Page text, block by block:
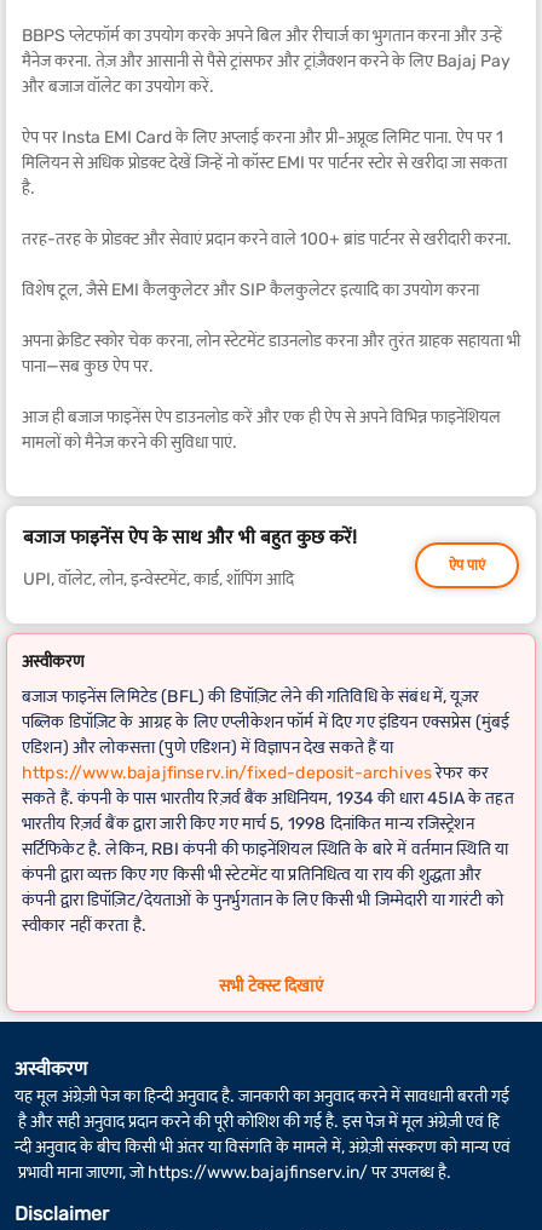
BBPS प्लेटफॉर्म का उपयोग करके अपने बिल और रीचार्ज का भुगतान करना और उन्हें
मैनेज करना. तेज़ और आसानी से पैसे ट्रांसफर और ट्रांज़ैक्शन करने के लिए Bajaj Pay
और बजाज वॉलेट का उपयोग करें.
ऐप पर Insta EMI Card के लिए अप्लाई करना और प्री-अप्रूव्ड लिमिट पाना. ऐप पर 1
मिलियन से अधिक प्रोडक्ट देखें जिन्हें नो कॉस्ट EMI पर पार्टनर स्टोर से खरीदा जा सकता
है.
तरह-तरह के प्रोडक्ट और सेवाएं प्रदान करने वाले 100+ ब्रांड पार्टनर से खरीदारी करना.
विशेष टूल, जैसे EMI कैलकुलेटर और SIP कैलकुलेटर इत्यादि का उपयोग करना
अपना क्रेडिट स्कोर चेक करना, लोन स्टेटमेंट डाउनलोड करना और तुरंत ग्राहक सहायता भी
पाना—सब कुछ ऐप पर.
आज ही बजाज फाइनेंस ऐप डाउनलोड करें और एक ही ऐप से अपने विभिन्न फाइनेंशियल
मामलों को मैनेज करने की सुविधा पाएं.
बजाज फाइनेंस ऐप के साथ और भी बहुत कुछ करें!
UPI, वॉलेट, लोन, इन्वेस्टमेंट, कार्ड, शॉपिंग आदि
ऐप पाएं
अस्वीकरण
बजाज फाइनेंस लिमिटेड (BFL) की डिपॉज़िट लेने की गतिविधि के संबंध में, यूज़र
पब्लिक डिपॉज़िट के आग्रह के लिए एप्लीकेशन फॉर्म में दिए गए इंडियन एक्सप्रेस (मुंबई
एडिशन) और लोकसत्ता (पुणे एडिशन) में विज्ञापन देख सकते हैं या
https://www.bajajfinserv.in/fixed-deposit-archivesरेफर कर
सकते हैं. कंपनी के पास भारतीय रिज़र्व बैंक अधिनियम, 1934 की धारा 45IA के तहत
भारतीय रिज़र्व बैंक द्वारा जारी किए गए मार्च 5, 1998 दिनांकित मान्य रजिस्ट्रेशन
सर्टिफिकेट है. लेकिन, RBI कंपनी की फाइनेंशियल स्थिति के बारे में वर्तमान स्थिति या
कंपनी द्वारा व्यक्त किए गए किसी भी स्टेटमेंट या प्रतिनिधित्व या राय की शुद्धता और
कंपनी द्वारा डिपॉज़िट/देयताओं के पुनर्भुगतान के लिए किसी भी जिम्मेदारी या गारंटी को
स्वीकार नहीं करता है.
के लिए वास्तविक रिटर्न कुछ अलग-अलग हो सकता है, अगर फिक्स्ड
सभी टेक्स्ट दिखाएं
अस्वीकरण
यह मूल अंग्रेज़ी पेज का हिन्दी अनुवाद है. जानकारी का अनुवाद करने में सावधानी बरती गई
है और सही अनुवाद प्रदान करने की पूरी कोशिश की गई है. इस पेज में मूल अंग्रेज़ी एवं हि
न्दी अनुवाद के बीच किसी भी अंतर या विसंगति के मामले में, अंग्रेज़ी संस्करण को मान्य एवं
प्रभावी माना जाएगा, जोhttps://www.bajajfinserv.in/पर उपलब्ध है.
Disclaimer